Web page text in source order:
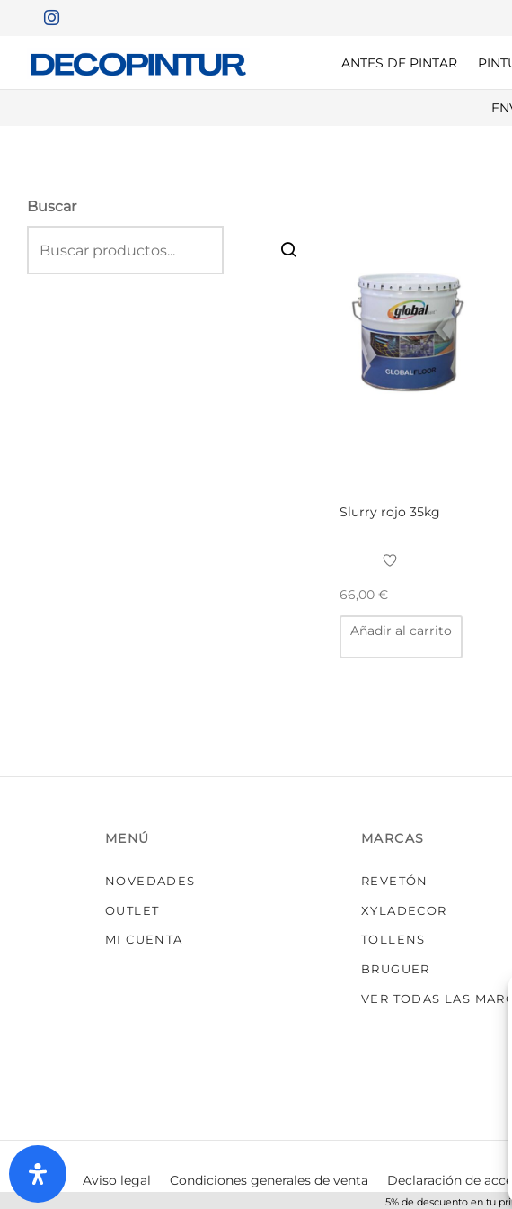
5% de descuento en tu
ANTES DE PINTAR
Buscar
Slurry rojo 35kg
66,00 €
Añadir al carrito
MENÚ
NOVEDADES
OUTLET
MI CUENTA
MARCAS
REVETÓN
XYLADECOR
TOLLENS
BRUGUER
VER TODAS LAS
Aviso legal Condiciones generales de venta Declaración de